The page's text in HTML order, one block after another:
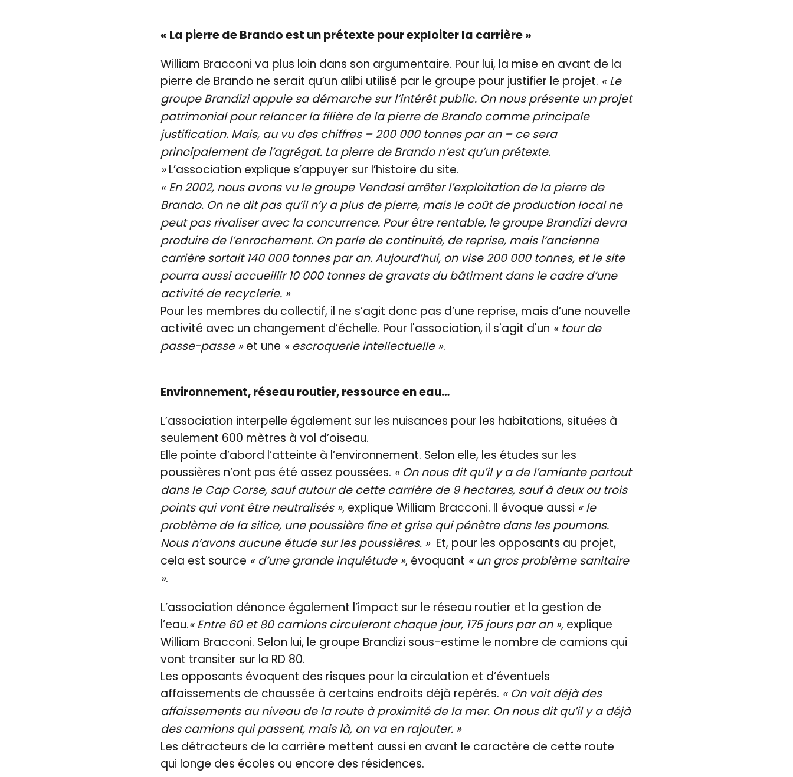
« La pierre de Brando est un prétexte pour exploiter la carrière »
William Bracconi va plus loin dans son argumentaire. Pour lui, la mise en avant de la
pierre de Brando ne serait qu’un alibi utilisé par le groupe pour justifier le projet. « Le
groupe Brandizi appuie sa démarche sur l’intérêt public. On nous présente un projet
patrimonial pour relancer la filière de la pierre de Brando comme principale
justification. Mais, au vu des chiffres – 200 000 tonnes par an – ce sera
principalement de l’agrégat. La pierre de Brando n’est qu’un prétexte.
»L’association explique s’appuyer sur l’histoire du site.
« En 2002, nous avons vu le groupe Vendasi arrêter l’exploitation de la pierre de
Brando. On ne dit pas qu’il n’y a plus de pierre, mais le coût de production local ne
peut pas rivaliser avec la concurrence. Pour être rentable, le groupe Brandizi devra
produire de l’enrochement. On parle de continuité, de reprise, mais l’ancienne
carrière sortait 140 000 tonnes par an. Aujourd’hui, on vise 200 000 tonnes, et le site
pourra aussi accueillir 10 000 tonnes de gravats du bâtiment dans le cadre d’une
activité de recyclerie. »
Pour les membres du collectif, il ne s’agit donc pas d’une reprise, mais d’une nouvelle
activité avec un changement d’échelle. Pour l'association, il s'agit d'un « tour de
passe-passe »et une « escroquerie intellectuelle ».
Environnement, réseau routier, ressource en eau…
L’association interpelle également sur les nuisances pour les habitations, situées à
seulement 600 mètres à vol d’oiseau.
Elle pointe d’abord l’atteinte à l’environnement. Selon elle, les études sur les
poussières n’ont pas été assez poussées. « On nous dit qu’il y a de l’amiante partout
dans le Cap Corse, sauf autour de cette carrière de 9 hectares, sauf à deux ou trois
points qui vont être neutralisés », explique William Bracconi. Il évoque aussi « le
problème de la silice, une poussière fine et grise qui pénètre dans les poumons.
Nous n’avons aucune étude sur les poussières. »Et, pour les opposants au projet,
cela est source « d’une grande inquiétude », évoquant « un gros problème sanitaire
».
L’association dénonce également l’impact sur le réseau routier et la gestion de
l’eau.« Entre 60 et 80 camions circuleront chaque jour, 175 jours par an », explique
William Bracconi. Selon lui, le groupe Brandizi sous-estime le nombre de camions qui
vont transiter sur la RD 80.
Les opposants évoquent des risques pour la circulation et d’éventuels
affaissements de chaussée à certains endroits déjà repérés. « On voit déjà des
affaissements au niveau de la route à proximité de la mer. On nous dit qu’il y a déjà
des camions qui passent, mais là, on va en rajouter. »
Les détracteurs de la carrière mettent aussi en avant le caractère de cette route
qui longe des écoles ou encore des résidences.